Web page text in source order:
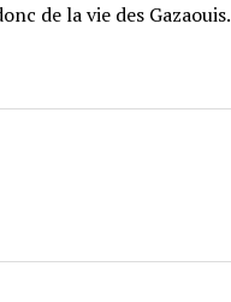
de la vie des Gazaouis.